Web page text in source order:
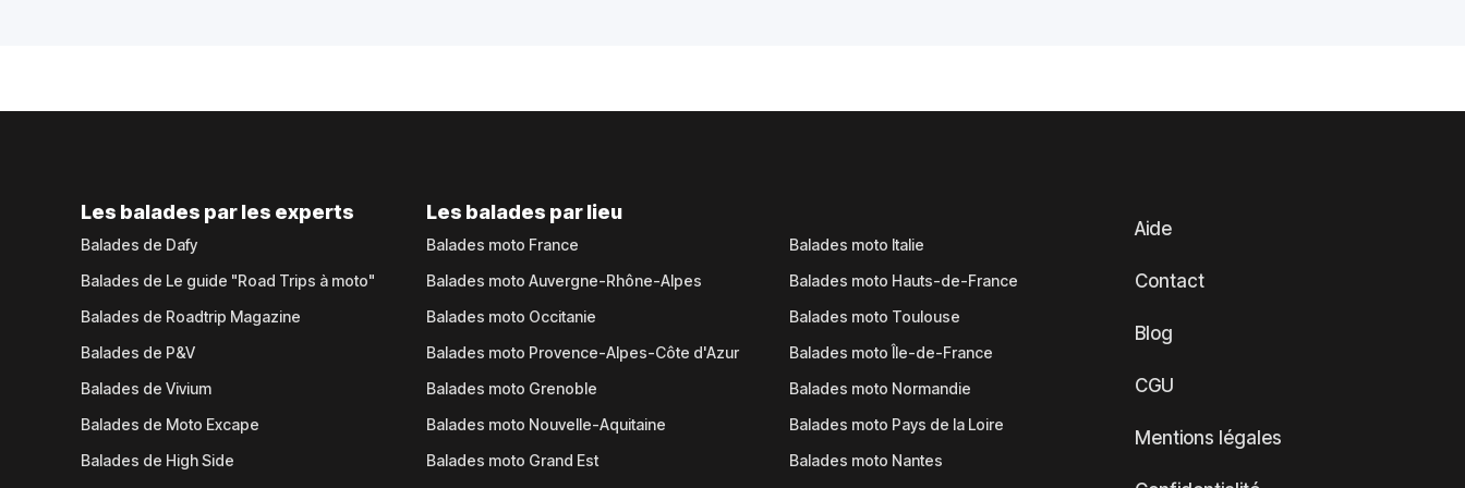
Les balades par les experts
Balades de Dafy
Balades de Le guide "Road Trips à moto"
Balades de Roadtrip Magazine
Balades de P&V
Balades de Vivium
Balades de Moto Excape
Balades de High Side
Les balades par lieu
Balades moto France
Balades moto Auvergne-Rhône-Alpes
Balades moto Occitanie
Balades moto Provence-Alpes-Côte d'Azur
Balades moto Grenoble
Balades moto Nouvelle-Aquitaine
Balades moto Grand Est
Balades moto Italie
Balades moto Hauts-de-France
Balades moto Toulouse
Balades moto Île-de-France
Balades moto Normandie
Balades moto Pays de la Loire
Balades moto Nantes
Aide
Contact
Blog
CGU
Mentions légales